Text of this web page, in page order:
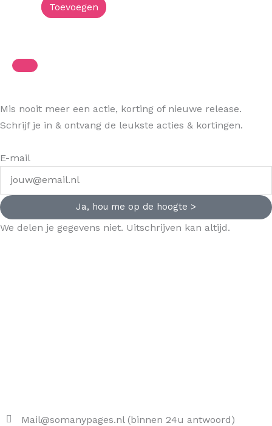
Toevoegen
Mis nooit meer een actie, korting of nieuwe release.
Schrijf je in & ontvang de leukste acties & kortingen.
E-mail
Ja, hou me op de hoogte >
We delen je gegevens niet. Uitschrijven kan altijd.
Mail@somanypages.nl (binnen 24u antwoord)